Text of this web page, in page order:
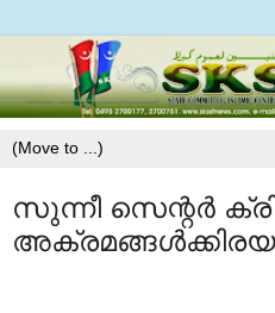
സുന്നീ സെന്റര്‍